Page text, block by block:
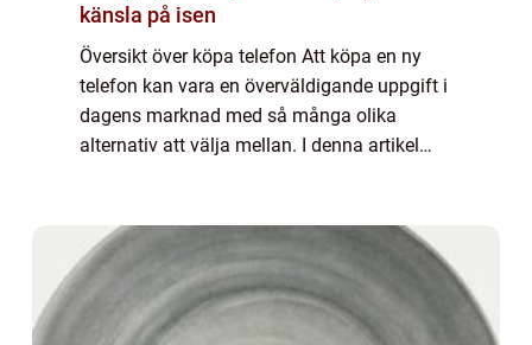
känsla på isen
Översikt över köpa telefon Att köpa en ny
telefon kan vara en överväldigande uppgift i
dagens marknad med så många olika
alternativ att välja mellan. I denna artikel